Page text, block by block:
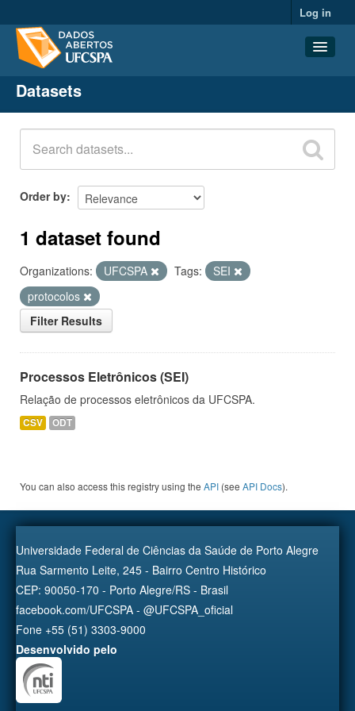
Log in
Datasets
Organizations
Groups
About
Datasets
Order by
1 dataset found
Organizations: UFCSPA Tags:
SEI
protocolos
Filter Results
Processos Eletrônicos (SEI)
Relação de processos eletrônicos da UFCSPA.
CSV ODT
You can also access this registry using the API (see API Docs).
Universidade Federal de Ciências da Saúde de Porto Alegre
Rua Sarmento Leite, 245 - Bairro Centro Histórico
CEP: 90050-170 - Porto Alegre/RS - Brasil
facebook.com/UFCSPA - @UFCSPA_oficial
Fone +55 (51) 3303-9000
Desenvolvido pelo